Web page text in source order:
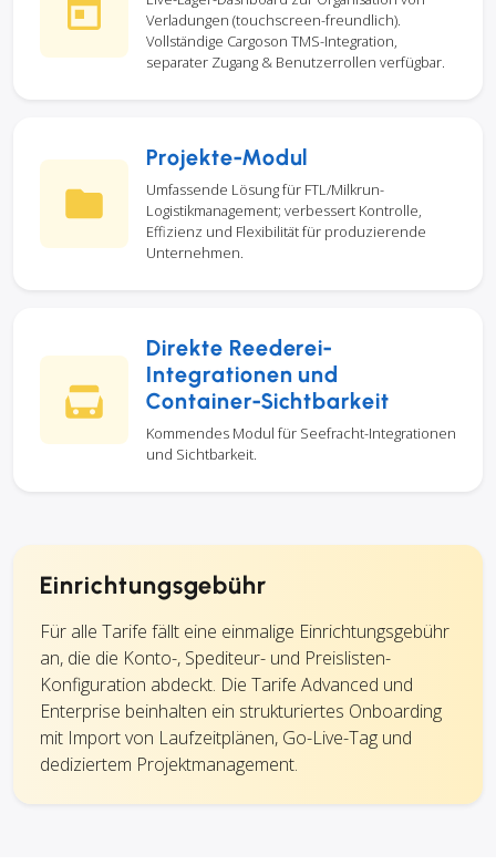
Verladungen (touchscreen-freundlich).
Vollständige Cargoson TMS-Integration,
separater Zugang & Benutzerrollen verfügbar.
Projekte-Modul
Umfassende Lösung für FTL/Milkrun-
Logistikmanagement; verbessert Kontrolle,
Effizienz und Flexibilität für produzierende
Unternehmen.
Direkte Reederei-
Integrationen und
Container-Sichtbarkeit
Kommendes Modul für Seefracht-Integrationen
und Sichtbarkeit.
Einrichtungsgebühr
Für alle Tarife fällt eine einmalige Einrichtungsgebühr
an, die die Konto-, Spediteur- und Preislisten-
Konfiguration abdeckt. Die Tarife Advanced und
Enterprise beinhalten ein strukturiertes Onboarding
mit Import von Laufzeitplänen, Go-Live-Tag und
dediziertem Projektmanagement.